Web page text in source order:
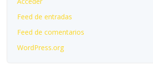
Feed de entradas
Feed de comentarios
WordPress.org